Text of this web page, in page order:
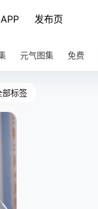
APP 发布页
元气图集 免费
部标签